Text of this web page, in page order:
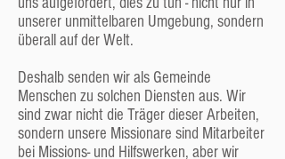
werden. Gerade Menschen, die bisher zu einer
anderen Kirche gehörten, fällt der Wechsel
manchmal ganz schön schwer. Wir drängen da
auch nicht. Wer nun nicht mehr nur ab und zu
als Besucher kommt, sondern regelmäßig an
den Gottesdiensten und dem Gemeindeleben
teilnimmt, mitarbeitet, mit finanziert etc., den
bezeichnen wir als „Freund der Gemeinde“.
unserer unmittelbaren Umgebung, sondern
überall auf der Welt.
Deshalb senden wir als Gemeinde
Menschen zu solchen Diensten aus. Wir
sind zwar nicht die Träger dieser Arbeiten,
sondern unsere Missionare sind Mitarbeiter
bei Missions- und Hilfswerken, aber wir